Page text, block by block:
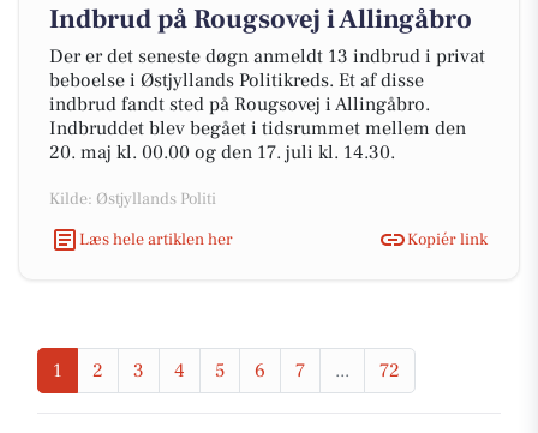
Indbrud på Rougsovej i Allingåbro
Der er det seneste døgn anmeldt 13 indbrud i privat
beboelse i Østjyllands Politikreds. Et af disse
indbrud fandt sted på Rougsovej i Allingåbro.
Indbruddet blev begået i tidsrummet mellem den
20. maj kl. 00.00 og den 17. juli kl. 14.30.
Kilde: Østjyllands Politi
Læs hele artiklen her
Kopiér link
1 2 3 4 5 6 7 ... 72